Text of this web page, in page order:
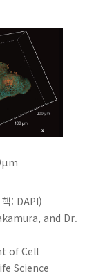
: DAPI)
and Dr.
of Cell
Science